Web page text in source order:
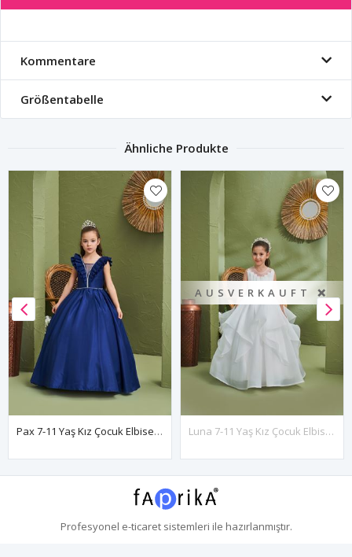
Kommentare
Größentabelle
Ähnliche Produkte
Pax 7-11 Yaş Kız Çocuk Elbise 30197 Parlament
AUSVERKAUFT ❌
Luna 7-11 Yaş Kız Çocuk Elbise 30167 Kırık Beyaz
Profesyonel e-ticaretsistemleri ile hazırlanmıştır.